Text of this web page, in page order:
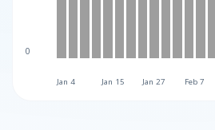
0
Jan 4 Jan 15 Jan 27 Feb 7